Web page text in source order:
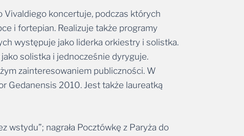
Vivaldiego koncertuje, podczas których
i fortepian. Realizuje także programy
występuje jako liderka orkiestry i solistka.
solistka i jednocześnie dyryguje.
zainteresowaniem publiczności. W
Gedanensis 2010. Jest także laureatką
wstydu”; nagrała Pocztówkę z Paryża do